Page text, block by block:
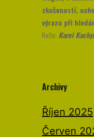
zkušeností,
výrazu při
Režie: Karel
Archivy
Říjen 2025
Červen